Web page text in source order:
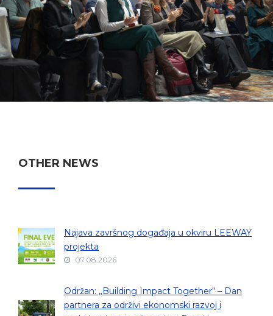
OTHER NEWS
Najava završnog događaja u okviru LEEWAY
projekta
07.08.2026
Održan: „Building Impact Together“ – Dan
partnera za održivi ekonomski razvoj i